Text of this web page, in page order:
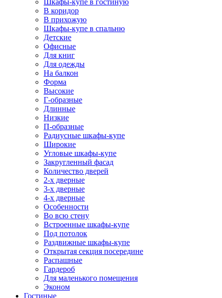
Шкафы-купе в гостиную
В коридор
В прихожую
Шкафы-купе в спальню
Детские
Офисные
Для книг
Для одежды
На балкон
Форма
Высокие
Г-образные
Длинные
Низкие
П-образные
Радиусные шкафы-купе
Широкие
Угловые шкафы-купе
Закругленный фасад
Количество дверей
2-х дверные
3-х дверные
4-х дверные
Особенности
Во всю стену
Встроенные шкафы-купе
Под потолок
Раздвижные шкафы-купе
Открытая секция посередине
Распашные
Гардероб
Для маленького помещения
Эконом
Гостиные